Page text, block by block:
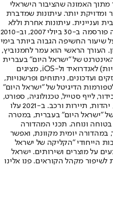
האמונה שהציבור הישראלי
ומדויקת יותר. עיתונות שמדברת
ועניינית. עיתונות אחרת וללא
תשלום. המהדורה המודפסת הראשונה פורסמה ב-30 ביולי 2007, וב-2010
שיעור החשיפה הגבוה ביותר בימי
העורך הראשי הוא עמר לחמנוביץ,
של "ישראל היום" בעברית
ובאנגלית, כמו כן היישומונים (אפליקציות) לאנדרואיד ול-iOS, מציגים
ועדכונים, ניתוחים ופרשנויות,
הדיגיטל של "ישראל היום"
לייף סטייל, טכנולוגיה, ספורט,
כלכלה וצרכנות, בריאות, חיילים, אוכל, יהדות, תיירות ורכב. ב-2021 עלו
"ישראל היום" בעברית, במטרה
ונוחה. תכני המהדורה
במהדורה יומית מקוונת, ואפשר
הייחודי "הקליקה של ישראל
על מוצרים ושירותים. ישראל
מקהל הקוראים. פנו אלינו